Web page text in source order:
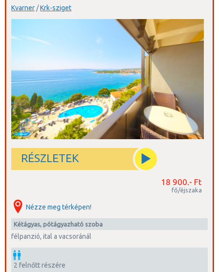
Kvarner/Krk-sziget
RÉSZLETEK
18 900.- Ft
fő/éjszaka
Nézze meg térképen!
kétágyas, pótágyazható szoba
félpanzió, ital a vacsoránál
2 felnőtt részére